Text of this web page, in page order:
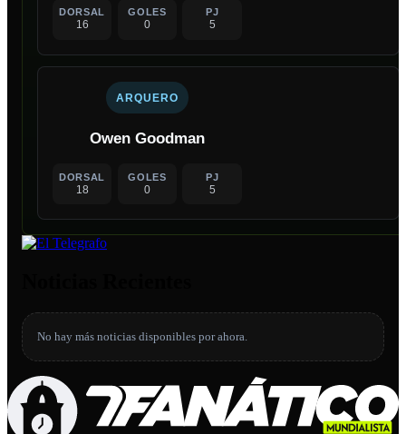
DORSAL
16
GOLES
0
PJ
5
ARQUERO
Owen Goodman
DORSAL
18
GOLES
0
PJ
5
No hay más noticias disponibles por ahora.